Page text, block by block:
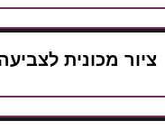
לצביעה